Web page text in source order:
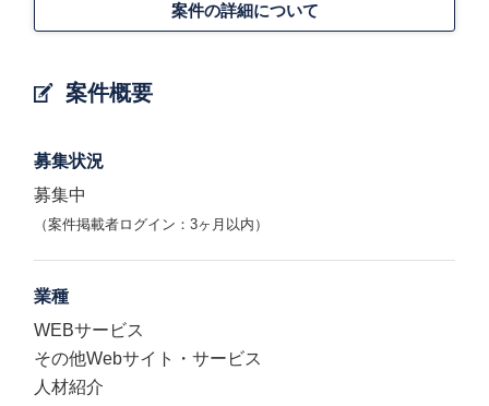
案件概要
案件の詳細について
募集状況
募集中
（案件掲載者ログイン：3ヶ月以内）
業種
WEBサービス
その他Webサイト・サービス
人材紹介